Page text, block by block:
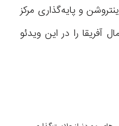
و پایه‌گذاری مرکز
آفریقا را در این ویدئو